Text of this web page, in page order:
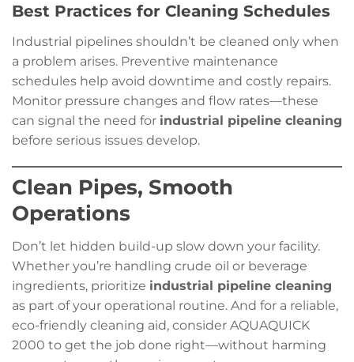
Best Practices for Cleaning Schedules
Industrial pipelines shouldn’t be cleaned only when
a problem arises. Preventive maintenance
schedules help avoid downtime and costly repairs.
Monitor pressure changes and flow rates—these
can signal the need for industrial pipeline cleaning
before serious issues develop.
Clean Pipes, Smooth
Operations
Don’t let hidden build-up slow down your facility.
Whether you’re handling crude oil or beverage
ingredients, prioritize industrial pipeline cleaning
as part of your operational routine. And for a reliable,
eco-friendly cleaning aid, consider AQUAQUICK
2000 to get the job done right—without harming